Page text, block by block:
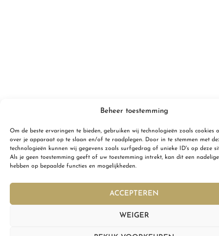
Beheer toestemming
Om de beste ervaringen te bieden, gebruiken wij technologieën zoals cookies
over je apparaat op te slaan en/of te raadplegen. Door in te stemmen met
technologieën kunnen wij gegevens zoals surfgedrag of unieke ID's op deze
Als je geen toestemming geeft of uw toestemming intrekt, kan dit een
hebben op bepaalde functies en mogelijkheden.
ACCEPTEREN
WEIGER